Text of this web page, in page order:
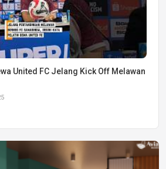
United FC Jelang Kick Off Melawan